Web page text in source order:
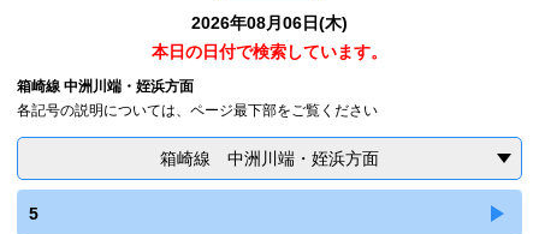
2026年08月06日(木)
本日の日付で検索しています。
箱崎線 中洲川端・姪浜方面
各記号の説明については、ページ最下部をご覧ください
箱崎線 中洲川端・姪浜方面
5